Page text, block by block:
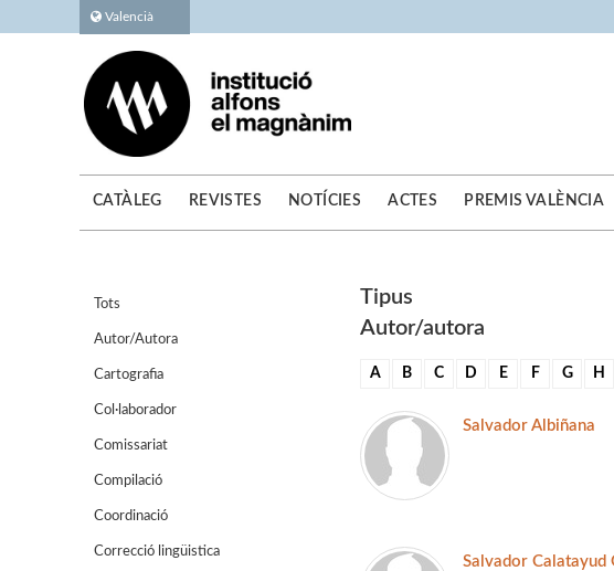
Valencià
CATÀLEG REVISTES NOTÍCIES ACTES PREMIS VALÈNCIA
Tots
Autor/Autora
Cartografia
Col·laborador
Comissariat
Compilació
Coordinació
Correcció lingüistica
Tipus
Autor/autora
A B C D E F G H
Salvador Albiñana
Salvador Calatayud